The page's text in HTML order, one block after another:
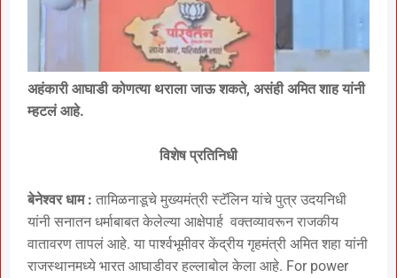
अहंकारी आघाडी कोणत्या थराला जाऊ शकते, असंही अमित शाह यांनी
म्हटलं आहे.
विशेष प्रतिनिधी
बेनेश्वर धाम : तामिळनाडूचे मुख्यमंत्री स्टॅलिन यांचे पुत्र उदयनिधी
यांनी सनातन धर्माबाबत केलेल्या आक्षेपार्ह वक्तव्यावरून राजकीय
वातावरण तापलं आहे. या पार्श्वभूमीवर केंद्रीय गृहमंत्री अमित शहा यांनी
राजस्थानमध्ये भारत आघाडीवर हल्लाबोल केला आहे. For power